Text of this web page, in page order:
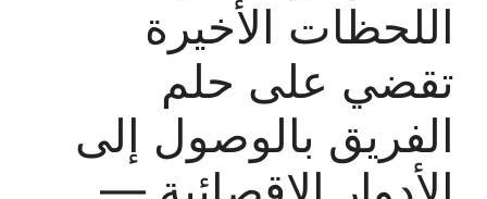
اللحظات الأخيرة
تقضي على حلم
الفريق بالوصول إلى